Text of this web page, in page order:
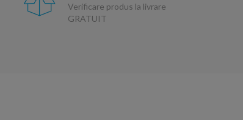
Verificare produs la livrare
GRATUIT